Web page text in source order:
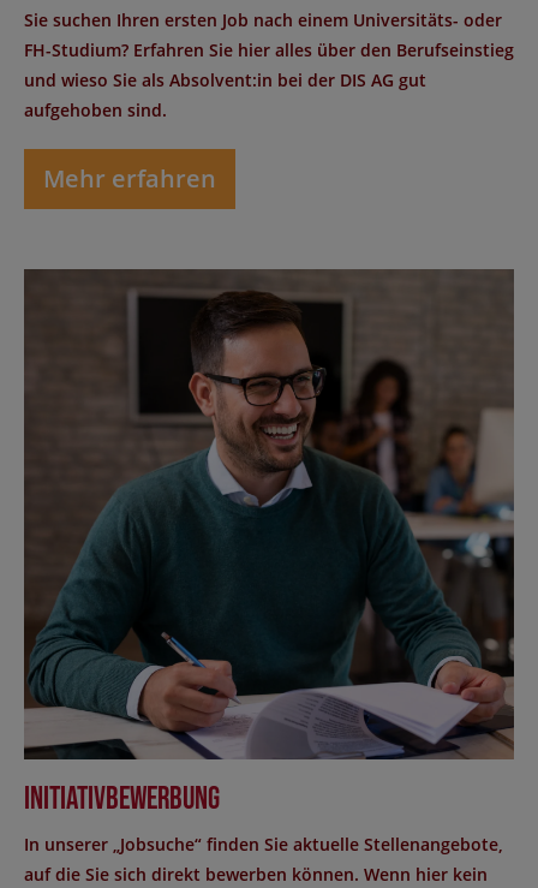
Sie suchen Ihren ersten Job nach einem Universitäts- oder
FH-Studium? Erfahren Sie hier alles über den Berufseinstieg
und wieso Sie als Absolvent:in bei der DIS AG gut
aufgehoben sind.
Mehr erfahren
Initiativbewerbung
In unserer „Jobsuche“ finden Sie aktuelle Stellenangebote,
auf die Sie sich direkt bewerben können. Wenn hier kein